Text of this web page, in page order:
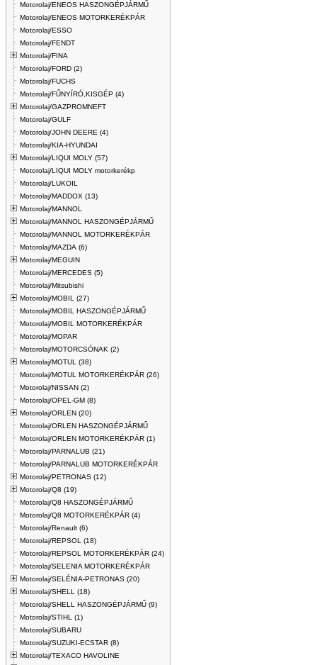
Motorolaj/ENEOS HASZONGÉPJÁRMŰ
Motorolaj/ENEOS MOTORKERÉKPÁR
Motorolaj/ESSO
Motorolaj/FENDT
Motorolaj/FINA
Motorolaj/FORD (2)
Motorolaj/FUCHS
Motorolaj/FŰNYÍRÓ,KISGÉP (4)
Motorolaj/GAZPROMNEFT
Motorolaj/GULF
Motorolaj/JOHN DEERE (4)
Motorolaj/KIA-HYUNDAI
Motorolaj/LIQUI MOLY (57)
Motorolaj/LIQUI MOLY motorkerékp
Motorolaj/LUKOIL
Motorolaj/MADDOX (13)
Motorolaj/MANNOL
Motorolaj/MANNOL HASZONGÉPJÁRMŰ
Motorolaj/MANNOL MOTORKERÉKPÁR
Motorolaj/MAZDA (6)
Motorolaj/MEGUIN
Motorolaj/MERCEDES (5)
Motorolaj/Mitsubishi
Motorolaj/MOBIL (27)
Motorolaj/MOBIL HASZONGÉPJÁRMŰ
Motorolaj/MOBIL MOTORKERÉKPÁR
Motorolaj/MOPAR
Motorolaj/MOTORCSÓNAK (2)
Motorolaj/MOTUL (38)
Motorolaj/MOTUL MOTORKERÉKPÁR (26)
Motorolaj/NISSAN (2)
Motorolaj/OPEL-GM (8)
Motorolaj/ORLEN (20)
Motorolaj/ORLEN HASZONGÉPJÁRMŰ
Motorolaj/ORLEN MOTORKERÉKPÁR (1)
Motorolaj/PARNALUB (21)
Motorolaj/PARNALUB MOTORKERÉKPÁR
Motorolaj/PETRONAS (12)
Motorolaj/Q8 (19)
Motorolaj/Q8 HASZONGÉPJÁRMŰ
Motorolaj/Q8 MOTORKERÉKPÁR (4)
Motorolaj/Renault (6)
Motorolaj/REPSOL (18)
Motorolaj/REPSOL MOTORKERÉKPÁR (24)
Motorolaj/SELENIA MOTORKERÉKPÁR
Motorolaj/SELÉNIA-PETRONAS (20)
Motorolaj/SHELL (18)
Motorolaj/SHELL HASZONGÉPJÁRMŰ (9)
Motorolaj/STIHL (1)
Motorolaj/SUBARU
Motorolaj/SUZUKI-ECSTAR (8)
Motorolaj/TEXACO HAVOLINE